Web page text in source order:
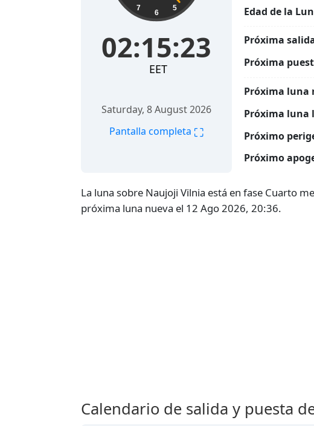
5
6
7
02:15:24
EET
Saturday, 8 August 2026
Pantalla completa ⛶
Edad de la
Próxima
Próxima
Próxima luna
Próxima luna
Próximo
Próximo
La luna sobre Naujoji Vilnia está en fase Cuarto
próxima luna nueva el 12 Ago 2026, 20:36.
Calendario de salida y puesta